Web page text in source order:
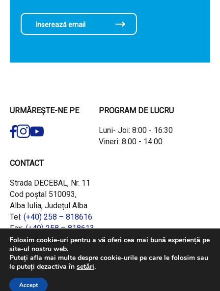
URMĂREȘTE-NE PE PROGRAM DE LUCRU
Luni- Joi: 8:00 - 16:30
Vineri: 8:00 - 14:00
CONTACT
Strada DECEBAL, Nr. 11
Cod poștal 510093,
Alba Iulia, Județul Alba
Tel: (+40) 258 – 818616
Fax:(+40) 258 – 818613
Email:office@adrcentru.ro
LINK-URI RAPIDE
Consiliul European
Folosim cookie-uri pentru a vă oferi cea mai bună experiență pe
site-ul nostru web.
Puteți afla mai multe despre cookie-urile pe care le folosim sau
le puteți dezactiva în setări.
Accept